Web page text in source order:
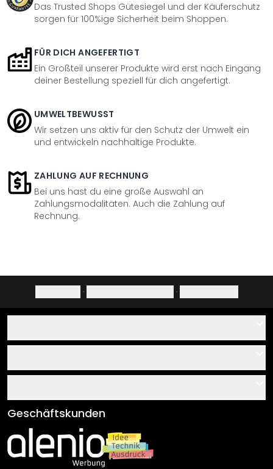
Das Trusted Shops Gütesiegel und der Käuferschutz
sorgen für 100%ige Sicherheit beim Shoppen.
FÜR DICH ANGEFERTIGT
Ein Großteil unserer Produkte wird erst nach Eingang
deiner Bestellung speziell für dich angefertigt.
UMWELTBEWUSST
Wir setzen uns aktiv für den Schutz der Umwelt ein
und entwickeln nachhaltige Produkte.
ZAHLUNG AUF RECHNUNG
Bei uns hast du eine große Auswahl an
Zahlungsmodalitäten. Auch die Zahlung auf
Rechnung.
· ·
Über uns
Klebe- und Montageanleitungen
Newsletter An-/Abmeldung
Sendungsverfolgung
AGB
Impressum
Versand & Zahlung
Geschäftskunden